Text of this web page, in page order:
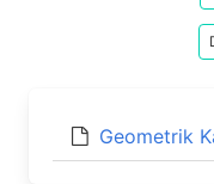
Geometrik